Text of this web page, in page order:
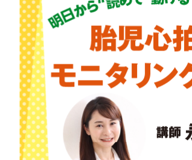
感染管理・感染症
医療安全
退院調整・地域医療連携